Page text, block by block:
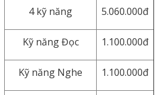
4 kỹ năng 5.060.000đ
Kỹ năng Đọc 1.100.000đ
Kỹ năng Nghe 1.100.000đ